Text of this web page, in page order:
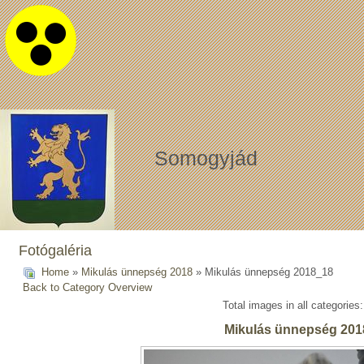
Somogyjád
Fotógaléria
Home » Mikulás ünnepség 2018 » Mikulás ünnepség 2018_18
Back to Category Overview
Total images in all
Mikulás ünnepség